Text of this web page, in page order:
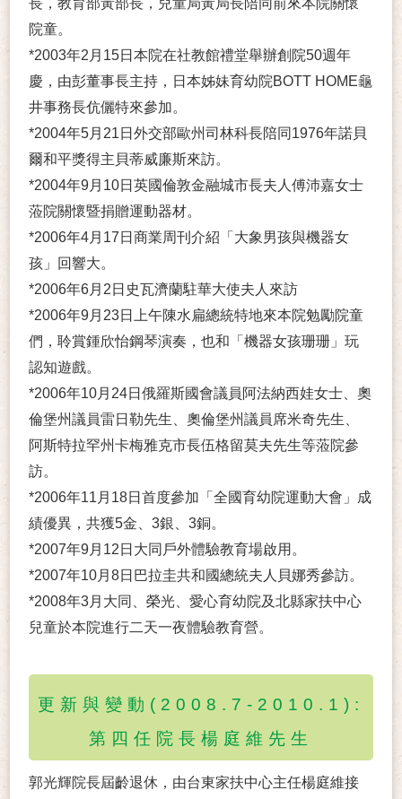
長，教育部黃部長，兒童局黃局長陪同前來本院關懷
院童。
*2003年2月15日本院在社教館禮堂舉辦創院50週年
慶，由彭董事長主持，日本姊妹育幼院BOTT HOME龜
井事務長伉儷特來參加。
*2004年5月21日外交部歐州司林科長陪同1976年諾貝
爾和平獎得主貝蒂威廉斯來訪。
*2004年9月10日英國倫敦金融城市長夫人傅沛嘉女士
蒞院關懷暨捐贈運動器材。
*2006年4月17日商業周刊介紹「大象男孩與機器女
孩」回響大。
*2006年6月2日史瓦濟蘭駐華大使夫人來訪
*2006年9月23日上午陳水扁總統特地來本院勉勵院童
們，聆賞鍾欣怡鋼琴演奏，也和「機器女孩珊珊」玩
認知遊戲。
*2006年10月24日俄羅斯國會議員阿法納西娃女士、奧
倫堡州議員雷日勒先生、奧倫堡州議員席米奇先生、
阿斯特拉罕州卡梅雅克市長伍格留莫夫先生等蒞院參
訪。
*2006年11月18日首度參加「全國育幼院運動大會」成
績優異，共獲5金、3銀、3銅。
*2007年9月12日大同戶外體驗教育場啟用。
*2007年10月8日巴拉圭共和國總統夫人貝娜秀參訪。
*2008年3月大同、榮光、愛心育幼院及北縣家扶中心
兒童於本院進行二天一夜體驗教育營。
更新與變動(2008.7-2010.1):
第四任院長楊庭維先生
郭光輝院長屆齡退休，由台東家扶中心主任楊庭維接